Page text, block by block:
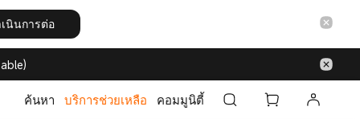
นินการต่อ
ค้นหา บริการช่วยเหลือ คอมมูนิตี้